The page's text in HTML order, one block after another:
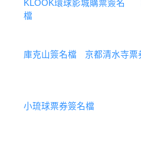
KLOOK環球影城購票簽名
檔
庫克山簽名檔 京都清水寺票
小琉球票券簽名檔